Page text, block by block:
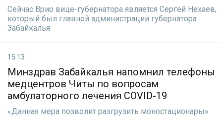
Сейчас Врио вице-губернатора является Сергей Нехаев,
который был главной администрации губернатора
Забайкалья
15:13
Минздрав Забайкалья напомнил телефоны
медцентров Читы по вопросам
амбулаторного лечения COVID-19
«Данная мера позволит разгрузить моностационары»